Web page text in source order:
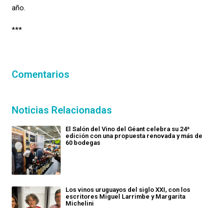
año.
***
Comentarios
Noticias Relacionadas
El Salón del Vino del Géant celebra su 24ª
edición con una propuesta renovada y más de
60 bodegas
Los vinos uruguayos del siglo XXI, con los
escritores Miguel Larrimbe y Margarita
Michelini